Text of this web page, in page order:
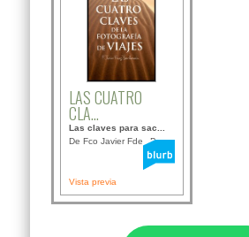
LAS CUATRO
CLA...
Las claves para sac...
De Fco Javier Fdez B...
Vista previa